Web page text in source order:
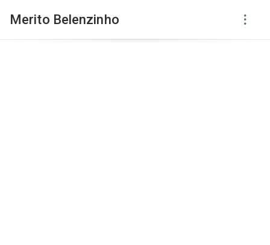
Merito Belenzinho